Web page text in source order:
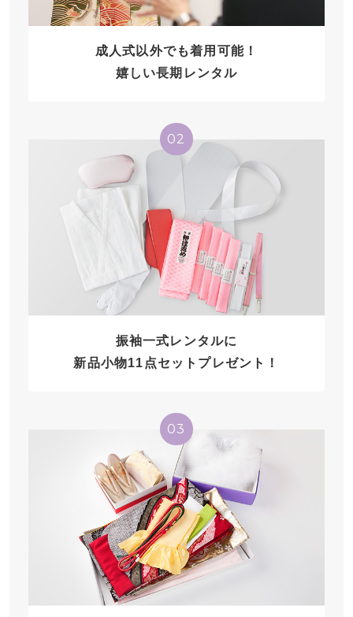
成人式以外でも着用可能！
嬉しい長期レンタル
02
振袖一式レンタルに
新品小物11点セットプレゼント！
03